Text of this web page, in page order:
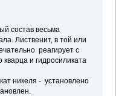
состав весьма
Лиственит, в той или
реагирует с
и гидросиликата
никеля - установлено